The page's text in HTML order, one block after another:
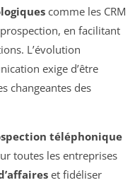
comme les CRM
en facilitant
L’évolution
exige d’être
changeantes des
téléphonique
toutes les entreprises
et fidéliser